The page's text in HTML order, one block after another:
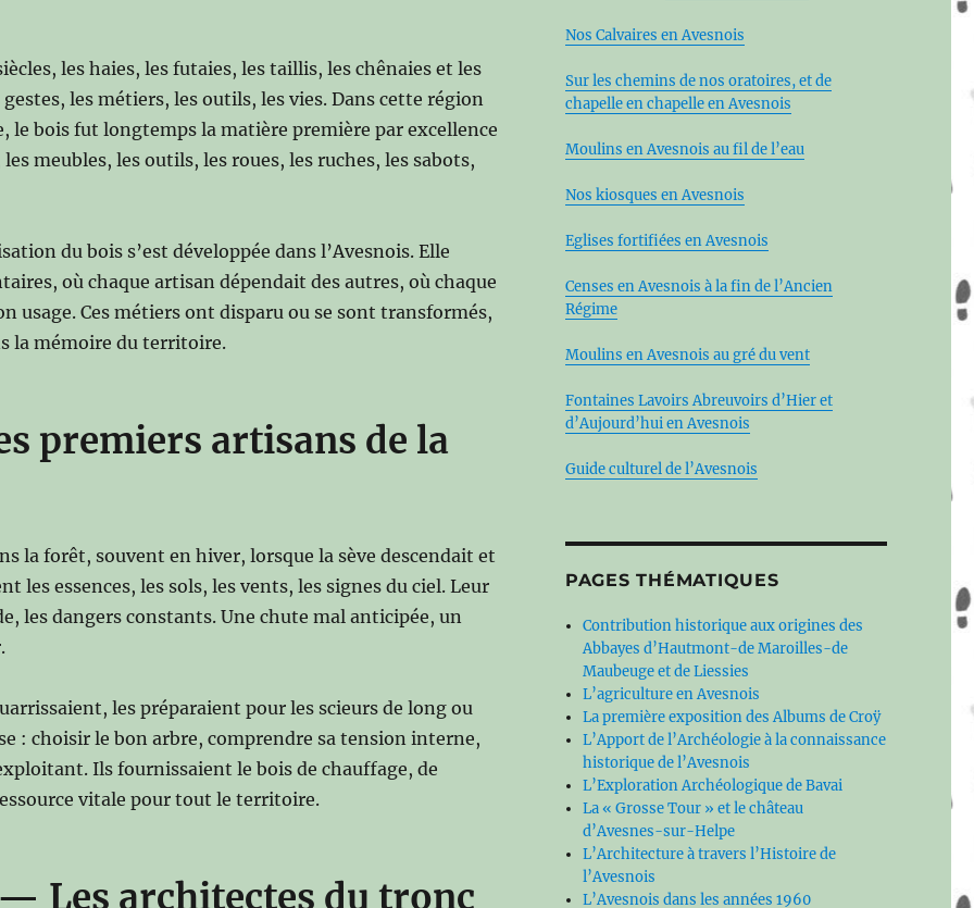
les haies, les futaies, les taillis, les chênaies et les
les métiers, les outils, les vies. Dans cette région
le bois fut longtemps la matière première par excellence
meubles, les outils, les roues, les ruches, les sabots,
du bois s’est développée dans l’Avesnois. Elle
où chaque artisan dépendait des autres, où chaque
usage. Ces métiers ont disparu ou se sont transformés,
la mémoire du territoire.
premiers artisans de la
la forêt, souvent en hiver, lorsque la sève descendait et
les essences, les sols, les vents, les signes du ciel. Leur
les dangers constants. Une chute mal anticipée, un
les préparaient pour les scieurs de long ou
: choisir le bon arbre, comprendre sa tension interne,
Ils fournissaient le bois de chauffage, de
vitale pour tout le territoire.
Les architectes du tronc
Nos Calvaires en Avesnois
Sur les chemins de nos oratoires, et de
chapelle en chapelle en Avesnois
Moulins en Avesnois au fil de l’eau
Nos kiosques en Avesnois
Eglises fortifiées en Avesnois
Censes en Avesnois à la fin de l’Ancien
Régime
Moulins en Avesnois au gré du vent
Fontaines Lavoirs Abreuvoirs d’Hier et
d’Aujourd’hui en Avesnois
Guide culturel de l’Avesnois
PAGES THÉMATIQUES
Contribution historique aux origines des
Abbayes d’Hautmont-de Maroilles-de
Maubeuge et de Liessies
L’agriculture en Avesnois
La première exposition des Albums de Croÿ
L’Apport de l’Archéologie à la connaissance
historique de l’Avesnois
L’Exploration Archéologique de Bavai
La « Grosse Tour » et le château
d’Avesnes-sur-Helpe
L’Architecture à travers l’Histoire de
l’Avesnois
L’Avesnois dans les années 1960